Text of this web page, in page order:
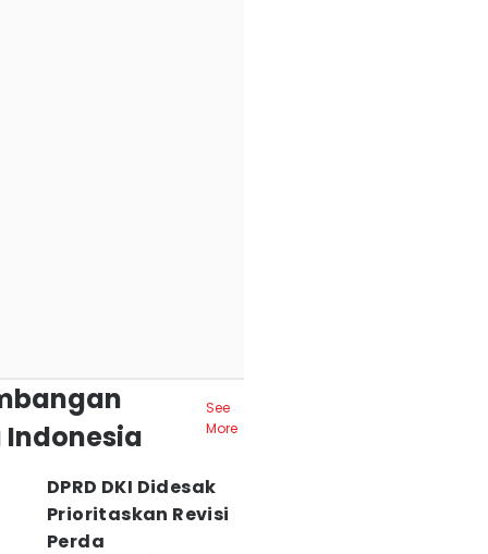
Indonesia
See
More
DPRD DKI Didesak
Prioritaskan Revisi
Perda